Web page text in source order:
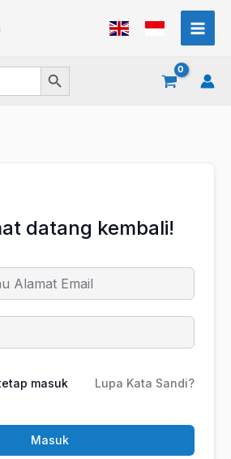
Search Button
datang kembali!
masuk Lupa Kata Sandi?
Masuk